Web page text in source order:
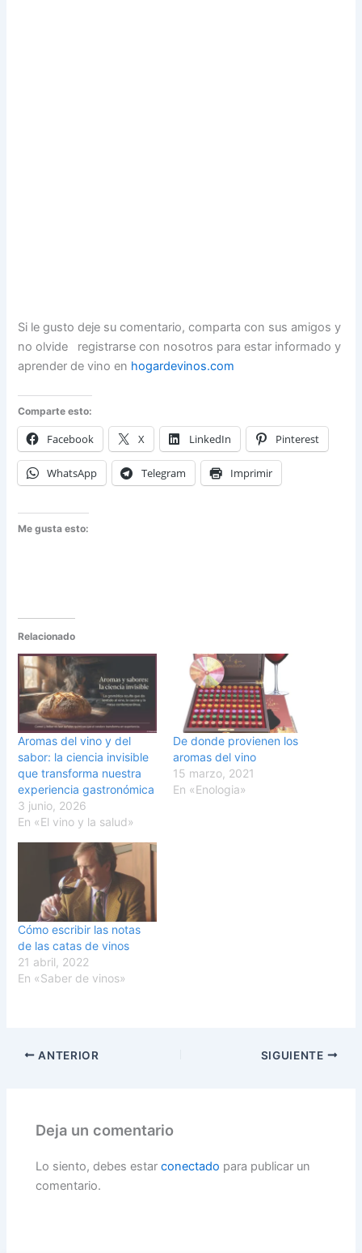
Si le gusto deje su comentario, comparta con sus amigos y
no olvide registrarse con nosotros para estar informado y
aprender de vino en hogardevinos.com
Comparte esto:
Facebook X LinkedIn Pinterest
WhatsApp Telegram Imprimir
Me gusta esto:
Relacionado
Aromas del vino y del
sabor: la ciencia invisible
que transforma nuestra
experiencia gastronómica
3 junio, 2026
En «El vino y la salud»
De donde provienen los
aromas del vino
15 marzo, 2021
En «Enologia»
Cómo escribir las notas
de las catas de vinos
21 abril, 2022
En «Saber de vinos»
ANTERIOR SIGUIENTE
Deja un comentario
Lo siento, debes estarconectado para publicar un
comentario.